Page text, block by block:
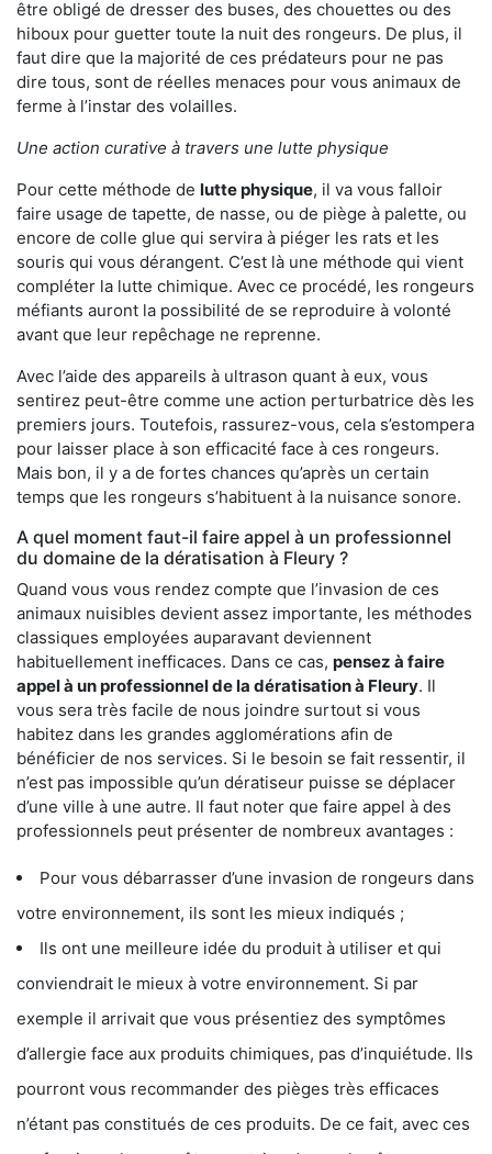
être obligé de dresser des buses, des chouettes ou des
hiboux pour guetter toute la nuit des rongeurs. De plus, il
faut dire que la majorité de ces prédateurs pour ne pas
dire tous, sont de réelles menaces pour vous animaux de
ferme à l’instar des volailles.
Une action curative à travers une lutte physique
Pour cette méthode de lutte physique, il va vous falloir
faire usage de tapette, de nasse, ou de piège à palette, ou
encore de colle glue qui servira à piéger les rats et les
souris qui vous dérangent. C’est là une méthode qui vient
compléter la lutte chimique. Avec ce procédé, les rongeurs
méfiants auront la possibilité de se reproduire à volonté
avant que leur repêchage ne reprenne.
Avec l’aide des appareils à ultrason quant à eux, vous
sentirez peut-être comme une action perturbatrice dès les
premiers jours. Toutefois, rassurez-vous, cela s’estompera
pour laisser place à son efficacité face à ces rongeurs.
Mais bon, il y a de fortes chances qu’après un certain
temps que les rongeurs s’habituent à la nuisance sonore.
A quel moment faut-il faire appel à un professionnel
du domaine de la dératisation à Fleury ?
Quand vous vous rendez compte que l’invasion de ces
animaux nuisibles devient assez importante, les méthodes
classiques employées auparavant deviennent
habituellement inefficaces. Dans ce cas, pensez à faire
appel à un professionnel de la dératisation à Fleury. Il
vous sera très facile de nous joindre surtout si vous
habitez dans les grandes agglomérations afin de
bénéficier de nos services. Si le besoin se fait ressentir, il
n’est pas impossible qu’un dératiseur puisse se déplacer
d’une ville à une autre. Il faut noter que faire appel à des
professionnels peut présenter de nombreux avantages :
Pour vous débarrasser d’une invasion de rongeurs dans
votre environnement, ils sont les mieux indiqués ;
Ils ont une meilleure idée du produit à utiliser et qui
conviendrait le mieux à votre environnement. Si par
exemple il arrivait que vous présentiez des symptômes
d’allergie face aux produits chimiques, pas d’inquiétude. Ils
pourront vous recommander des pièges très efficaces
n’étant pas constitués de ces produits. De ce fait, avec ces